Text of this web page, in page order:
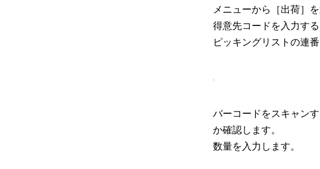
メニューから［出荷］を
得意先コードを入力す
ピッキングリストの連
バーコードをスキャン
か確認します。
数量を入力します。